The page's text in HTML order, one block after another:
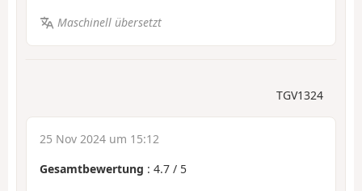
Maschinell übersetzt
TGV1324
25 Nov 2024 um 15:12
Gesamtbewertung : 4.7 / 5